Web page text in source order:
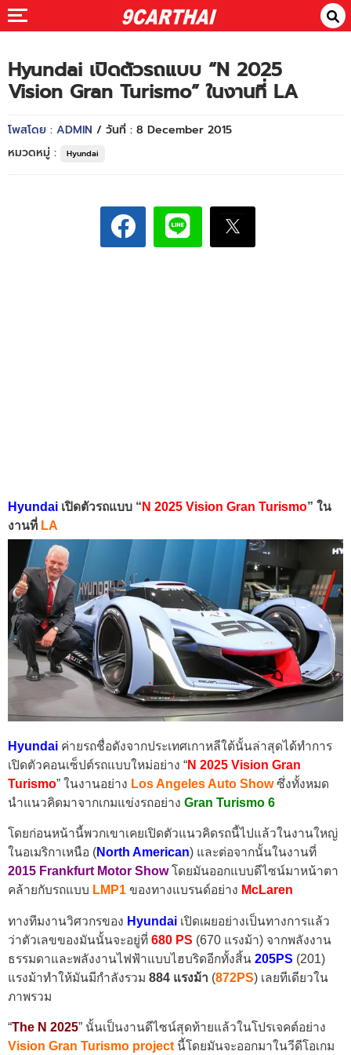
Hyundai เปิดตัวรถแบบ “N 2025
Vision Gran Turismo” ในงานที่ LA
โพสโดย : ADMIN / วันที่ : 8 December 2015
หมวดหมู่ :
Hyundai
Hyundai เปิดตัวรถแบบ “ N 2025 Vision Gran Turismo” ใน
งานที่ LA
Hyundai ค่ายรถชื่อดังจากประเทศเกาหลีใต้นั้นล่าสุดได้ทำการ
เปิดตัวคอนเซ็ปต์รถแบบใหม่อย่าง “N 2025 Vision Gran
Turismo” ในงานอย่าง Los Angeles Auto Showซึ่งทั้งหมด
นำแนวคิดมาจากเกมแข่งรถอย่าง Gran Turismo 6
โดยก่อนหน้านี้พวกเขาเคยเปิดตัวแนวคิดรถนี้ไปแล้วในงานใหญ่
ในอเมริกาเหนือ (North American) และต่อจากนั้นในงานที่
2015 Frankfurt Motor Showโดยมันออกแบบดีไซน์มาหน้าตา
คล้ายกับรถแบบ LMP1 ของทางแบรนด์อย่าง McLaren
ทางทีมงานวิศวกรของ Hyundai เปิดเผยอย่างเป็นทางการแล้ว
ว่าตัวเลขของมันนั้นจะอยู่ที่ 680 PS (670 แรงม้า) จากพลังงาน
ธรรมดาและพลังงานไฟฟ้าแบบไฮบริดอีกทั้งสิ้น 205PS (201)
แรงม้าทำให้มันมีกำลังรวม 884 แรงม้า (872PS) เลยทีเดียวใน
ภาพรวม
“The N 2025” นั้นเป็นงานดีไซน์สุดท้ายแล้วในโปรเจคต์อย่าง
Vision Gran Turismo project นี้โดยมันจะออกมาในวีดีโอเกม